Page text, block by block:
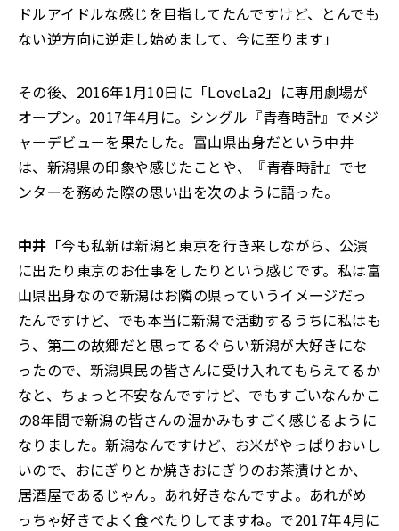
ドルアイドルな感じを目指してたんですけど、とんでも
ない逆方向に逆走し始めまして、今に至ります」
その後、2016年1月10日に「LoveLa2」に専用劇場が
オープン。2017年4月に。シングル『青春時計』でメジ
ャーデビューを果たした。富山県出身だという中井
は、新潟県の印象や感じたことや、『青春時計』でセ
ンターを務めた際の思い出を次のように語った。
中井 「今も私新は新潟と東京を行き来しながら、公演
に出たり東京のお仕事をしたりという感じです。私は富
山県出身なので新潟はお隣の県っていうイメージだっ
たんですけど、でも本当に新潟で活動するうちに私はも
う、第二の故郷だと思ってるぐらい新潟が大好きにな
ったので、新潟県民の皆さんに受け入れてもらえてるか
なと、ちょっと不安なんですけど、でもすごいなんかこ
の8年間で新潟の皆さんの温かみもすごく感じるように
なりました。新潟なんですけど、お米がやっぱりおいし
いので、おにぎりとか焼きおにぎりのお茶漬けとか、
居酒屋であるじゃん。あれ好きなんですよ。あれがめ
っちゃ好きでよく食べたりしてますね。で2017年4月に